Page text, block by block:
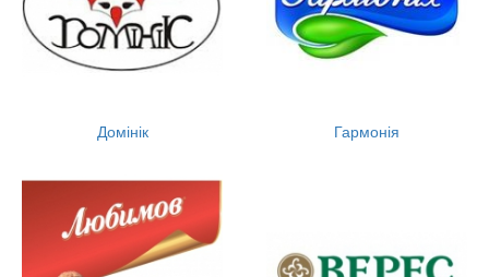
Домінік Гармонія